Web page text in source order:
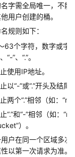
字需全局唯一，不能
用户创建的桶。
规则如下：
63个字符，数字或字
“-”、“.”。
使用IP地址。
以“-”或“.”开头及结尾
两个“.”相邻（如：
“.”和“-”相邻（如：
）。
户在同一个区域多
以第一次请求为准。